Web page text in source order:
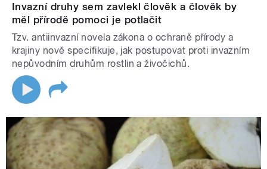
Invazní druhy sem zavlekl člověk a člověk by
měl přírodě pomoci je potlačit
Tzv. antiinvazní novela zákona o ochraně přírody a
krajiny nově specifikuje, jak postupovat proti invazním
nepůvodním druhům rostlin a živočichů.